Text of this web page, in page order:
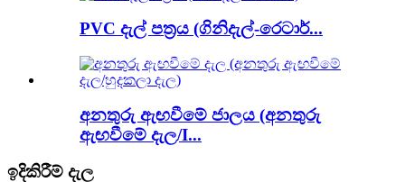
PVC දැල් පත්‍රය (ගිනිදැල්-රෙටාර්...
අනතුරු ඇඟවීමේ ජාලය (අනතුරු
ඇඟවීමේ දැල/I...
ඉදිකිරීම් දැල